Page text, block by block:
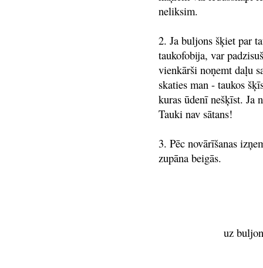
neliksim.
2. Ja buljons šķiet par
taukofobija, var
vienkārši noņemt daļu
skaties man - taukos
kuras ūdenī nešķīst. Ja
Tauki nav sātans!
3. Pēc novārīšanas
zupāna beigās.
uz